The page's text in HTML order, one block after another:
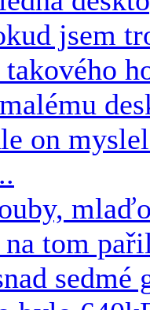
jsem
on
na tom
sedmé